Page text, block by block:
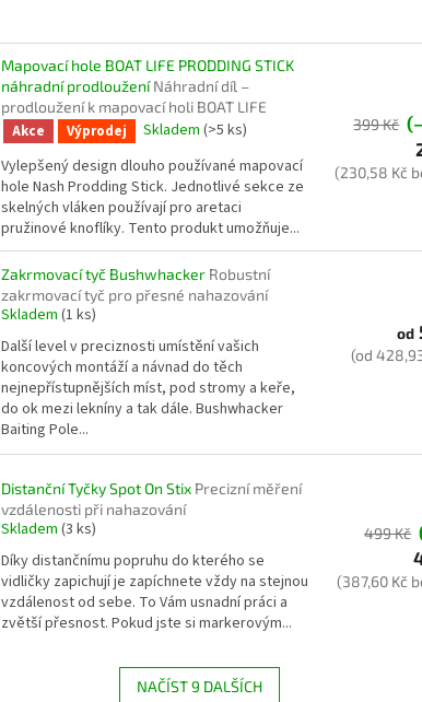
Mapovací hole BOAT LIFE PRODDING STICK
náhradní prodlouženíNáhradní díl –
prodloužení k mapovací holi BOAT LIFE
Akce Výprodej Skladem (>5 ks)
Vylepšený design dlouho používané mapovací
hole Nash Prodding Stick. Jednotlivé sekce ze
skelných vláken používají pro aretaci
pružinové knoflíky. Tento produkt umožňuje...
399 Kč
(230,58 Kč
Zakrmovací tyč Bushwhacker Robustní
zakrmovací tyč pro přesné nahazování
Skladem (1 ks)
Další level v preciznosti umístění vašich
koncových montáží a návnad do těch
nejnepřístupnějších míst, pod stromy a keře,
do ok mezi lekníny a tak dále. Bushwhacker
Baiting Pole...
od
(od
Distanční Tyčky Spot On Stix Precizní měření
vzdálenosti při nahazování
Skladem (3 ks)
Díky distančnímu popruhu do kterého se
vidličky zapichují je zapíchnete vždy na stejnou
vzdálenost od sebe. To Vám usnadní práci a
zvětší přesnost. Pokud jste si markerovým...
499 Kč
(387,60 Kč
NAČÍST 9 DALŠÍCH